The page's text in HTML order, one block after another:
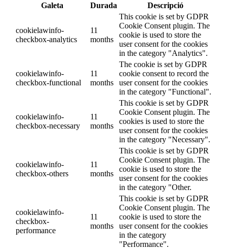
Galeta
Durada Descripció
cookielawinfo-
checkbox-analytics
11
months
This cookie is set by GDPR
Cookie Consent plugin. The
cookie is used to store the
user consent for the cookies
in the category "Analytics".
cookielawinfo-
checkbox-functional
11
months
The cookie is set by GDPR
cookie consent to record the
user consent for the cookies
in the category "Functional".
cookielawinfo-
checkbox-necessary
11
months
This cookie is set by GDPR
Cookie Consent plugin. The
cookies is used to store the
user consent for the cookies
in the category "Necessary".
cookielawinfo-
checkbox-others
11
months
This cookie is set by GDPR
Cookie Consent plugin. The
cookie is used to store the
user consent for the cookies
in the category "Other.
cookielawinfo-
checkbox-
performance
11
months
This cookie is set by GDPR
Cookie Consent plugin. The
cookie is used to store the
user consent for the cookies
in the category
"Performance".